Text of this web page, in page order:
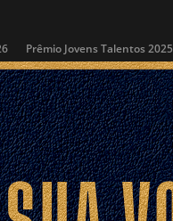
Prêmio Jovens Talentos 2025